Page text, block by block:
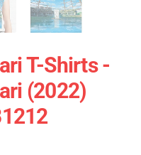
T-Shirts -
(2022)